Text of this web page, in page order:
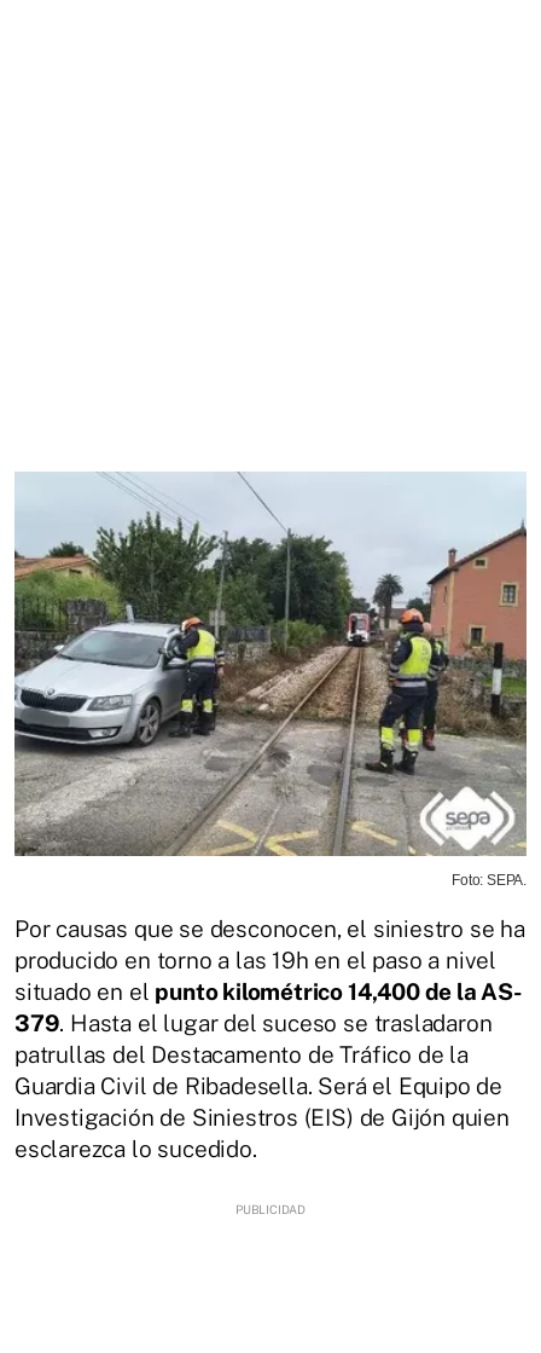
Foto: SEPA.
Por causas que se desconocen, el siniestro se ha
producido en torno a las 19h en el paso a nivel
situado en el punto kilométrico 14,400 de la AS-
379. Hasta el lugar del suceso se trasladaron
patrullas del Destacamento de Tráfico de la
Guardia Civil de Ribadesella. Será el Equipo de
Investigación de Siniestros (EIS) de Gijón quien
esclarezca lo sucedido.